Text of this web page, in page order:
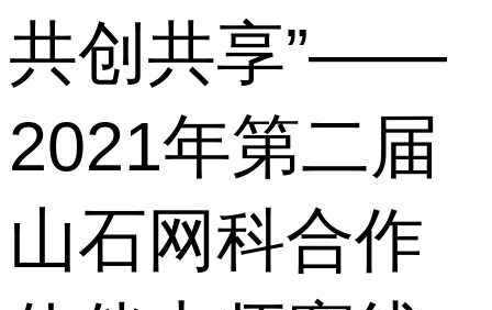
共创共享”——
2021年第二届
山石网科合作